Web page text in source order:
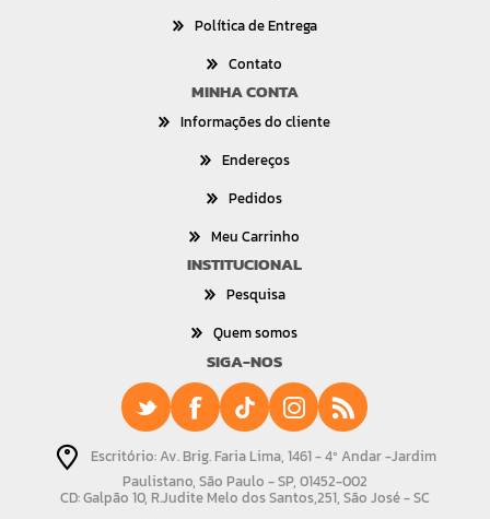
Política de Entrega
Contato
MINHA CONTA
Informações do cliente
Endereços
Pedidos
Meu Carrinho
INSTITUCIONAL
Pesquisa
Quem somos
SIGA-NOS
Escritório: Av. Brig. Faria Lima, 1461 - 4º Andar -Jardim
Paulistano, São Paulo - SP, 01452-002
CD: Galpão 10, R.Judite Melo dos Santos,251, São José - SC